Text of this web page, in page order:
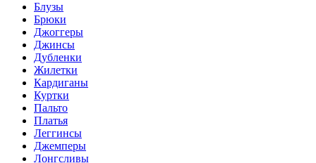
Блузы
Брюки
Джоггеры
Джинсы
Дубленки
Жилетки
Кардиганы
Куртки
Пальто
Платья
Леггинсы
Джемперы
Лонгсливы